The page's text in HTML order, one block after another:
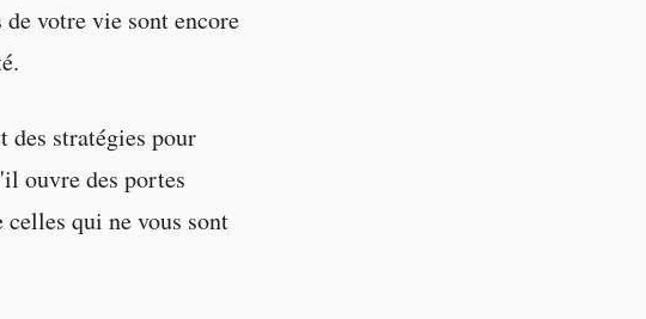
votre vie sont encore
des stratégies pour
ouvre des portes
qui ne vous sont